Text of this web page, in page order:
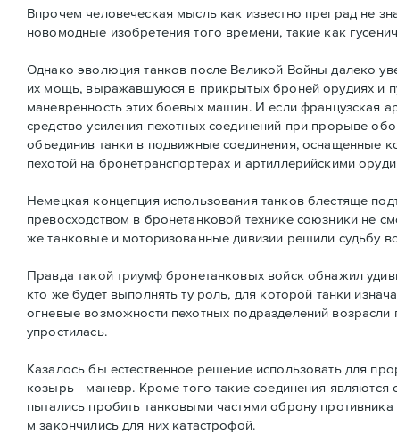
Впрочем человеческая мысль как известно преград не
новомодные изобретения того времени, такие как
Однако эволюция танков после Великой Войны далеко
их мощь, выражавшуюся в прикрытых броней орудиях и
маневренность этих боевых машин. И если французская
средство усиления пехотных соединений при прорыве
объединив танки в подвижные соединения, оснащенные
пехотой на бронетранспортерах и артиллерийскими
Немецкая концепция использования танков блестяще
превосходством в бронетанковой технике союзники не
же танковые и моторизованные дивизии решили судьбу
Правда такой триумф бронетанковых войск обнажил
кто же будет выполнять ту роль, для которой танки
огневые возможности пехотных подразделений
упростилась.
Казалось бы естественное решение использовать для
козырь - маневр. Кроме того такие соединения
пытались пробить танковыми частями оброну
м закончились для них катастрофой.